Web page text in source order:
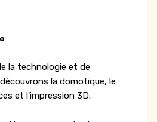
la technologie et de
la domotique, le
et l'impression 3D.